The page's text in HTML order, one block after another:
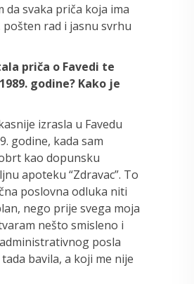
da svaka priča koja ima
rad i jasnu svrhu
priča o Favedi te
godine? Kako je
izrasla u Favedu
godine, kada sam
kao dopunsku
apoteku “Zdravac”. To
poslovna odluka niti
nego prije svega moja
nešto smisleno i
posla
bavila, a koji me nije